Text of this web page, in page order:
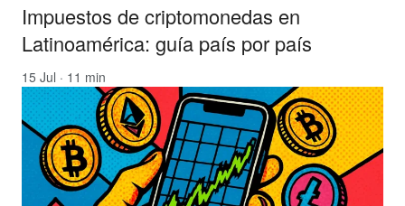
Impuestos de criptomonedas en
Latinoamérica: guía país por país
15 Jul · 11 min